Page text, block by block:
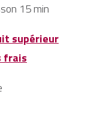
15 min
supérieur
frais